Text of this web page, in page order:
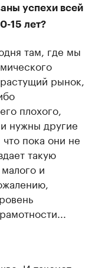
успехи всей
15 лет?
там, где мы
рынок,
плохого,
нужны другие
пока они не
такую
и